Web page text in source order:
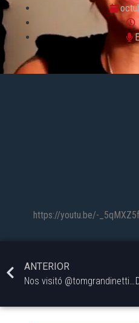
https://youtu.be/-
ANTERIOR